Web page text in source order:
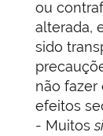
ou
alterada,
sido
não
efeitos
- Muitos